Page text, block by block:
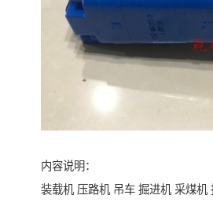
内容说明：
装载机 压路机 吊车 掘进机 采煤机